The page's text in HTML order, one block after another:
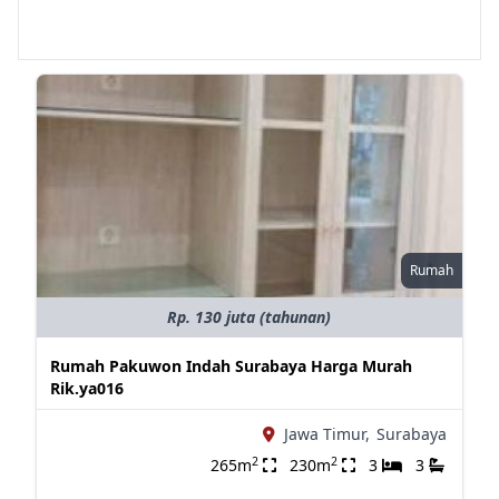
Rumah
Rp. 130 juta (tahunan)
Rumah Pakuwon Indah Surabaya Harga Murah
Rik.ya016
Jawa Timur, Surabaya
265m2 230m2 3 3